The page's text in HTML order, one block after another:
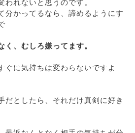
われないと思うのです。
分かってるなら、諦めるようにす
く、むしろ嫌ってます。
ぐに気持ちは変わらないですよ
だとしたら、それだけ真剣に好き